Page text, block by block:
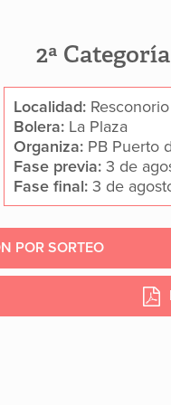
2ª
Localidad: Resconorio
Bolera: La Plaza
Organiza: PB Puerto
Fase previa: 3 de
Fase final: 3 de
POR SORTEO